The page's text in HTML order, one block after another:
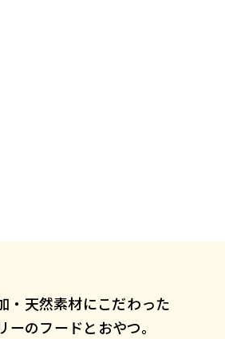
・天然素材にこだわった
ーのフードとおやつ。